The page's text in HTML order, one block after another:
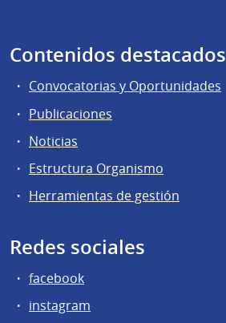
Contenidos destacados
Convocatorias y Oportunidades
Publicaciones
Noticias
Estructura Organismo
Herramientas de gestión
Redes sociales
facebook
instagram